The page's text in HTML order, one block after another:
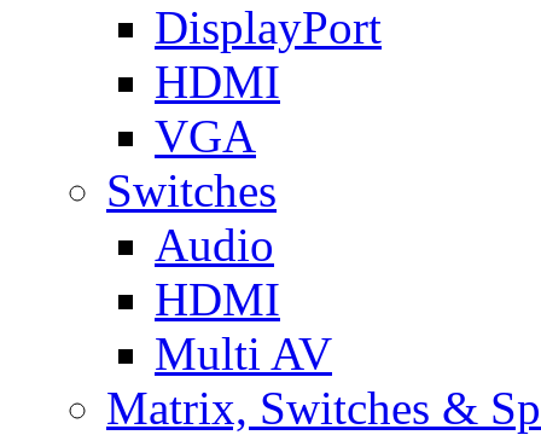
DisplayPort
HDMI
VGA
Switches
Audio
HDMI
Multi AV
Matrix, Switches &